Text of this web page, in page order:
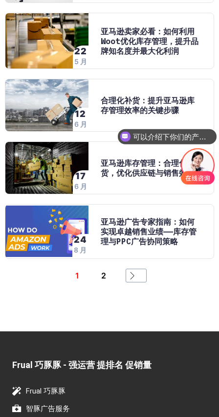
22
5 月
亚马逊卖家必看：如何利用
Woot优化库存管理，提升品
牌知名度并最大化利润
12
6 月
合理化补货：提升亚马逊库
存管理效率的关键步骤
17
6 月
亚马逊库存管理：合理化补
货，优化供应链与销售效率
24
8 月
亚马逊广告专家指南：如何
实现卓越销售业绩——库存管
理与PPC广告协同策略
1 2
Frual 巧豚豚 - 强运营 提排名 促销量​
Frual 巧豚豚
智豚广告服务
可以介绍下你们的产品么